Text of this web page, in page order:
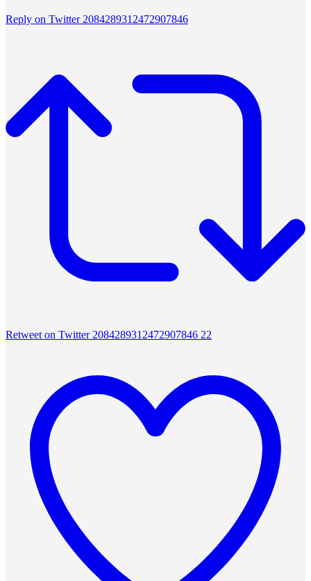
Reply on Twitter 2084289312472907846
Retweet on Twitter 2084289312472907846 22